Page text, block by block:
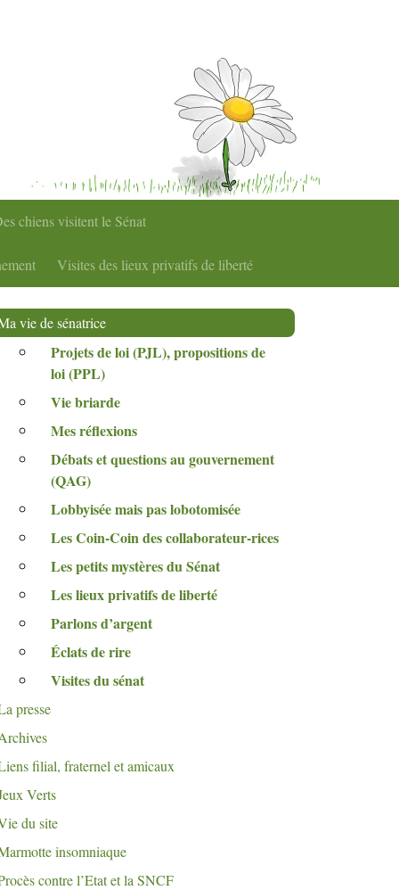
chiens visitent le Sénat
Visites des lieux privatifs de liberté
vie de sénatrice
Projets de loi (PJL), propositions de
loi (PPL)
Vie briarde
Mes réflexions
Débats et questions au gouvernement
(QAG)
Lobbyisée mais pas lobotomisée
Les Coin-Coin des collaborateur-rices
Les petits mystères du Sénat
Les lieux privatifs de liberté
Parlons d’argent
Éclats de rire
Visites du sénat
presse
filial, fraternel et amicaux
Verts
du site
insomniaque
contre l’Etat et la SNCF